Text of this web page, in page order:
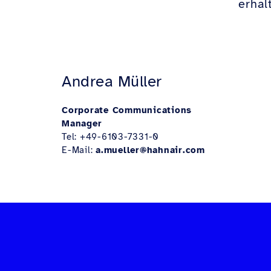
Andrea Müller
Corporate Communications
Manager
Tel: +49-6103-7331-0
E-Mail: a.mueller@hahnair.com